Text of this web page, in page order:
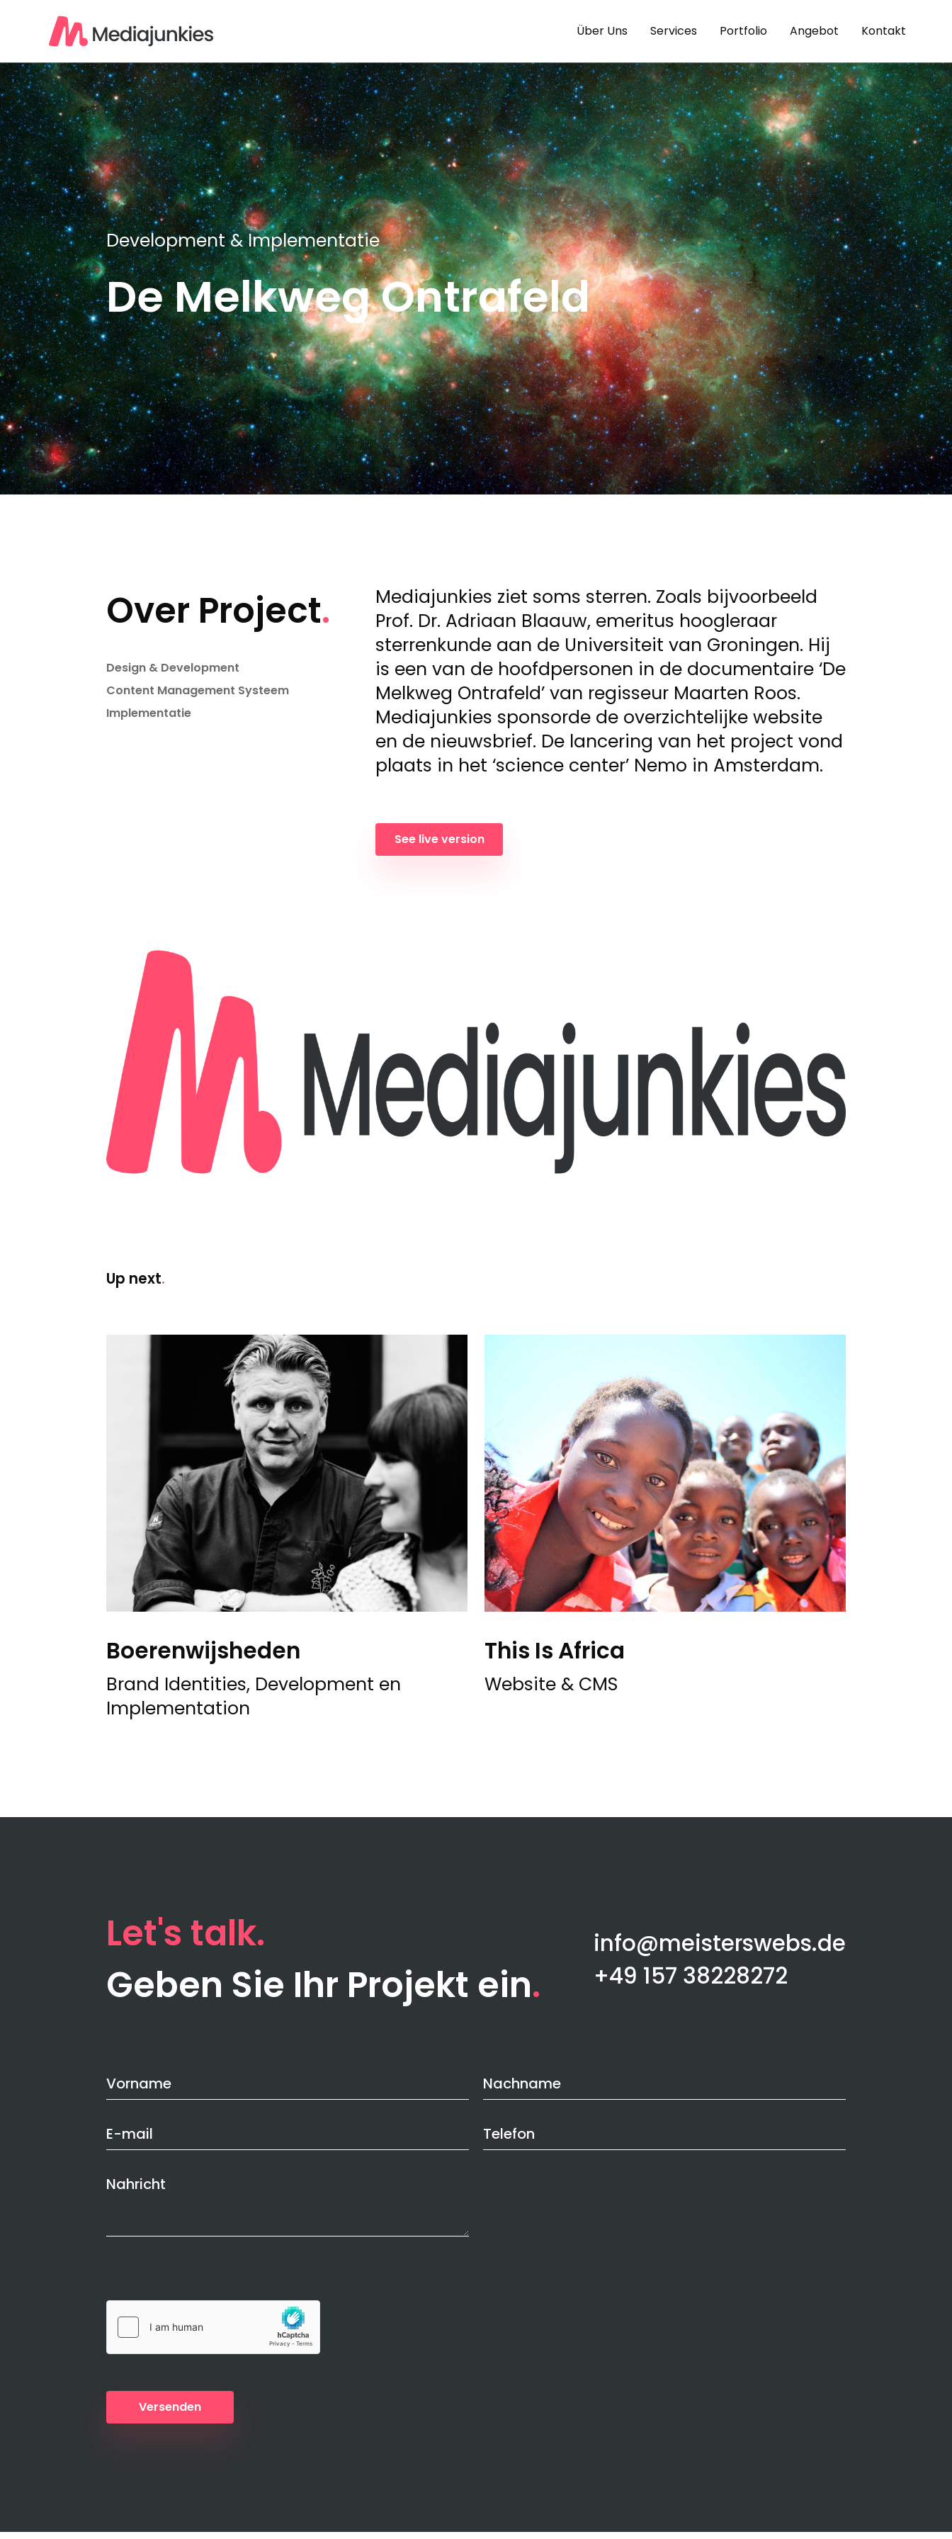
Über Uns Services Portfolio Angebot Kontakt
Development & Implementatie
De Melkweg Ontrafeld
Over Project
Design & Development
Content Management Systeem
Implementatie
Mediajunkies ziet soms sterren. Zoals bijvoorbeeld
Prof. Dr. Adriaan Blaauw, emeritus hoogleraar
sterrenkunde aan de Universiteit van Groningen. Hij
is een van de hoofdpersonen in de documentaire ‘De
Melkweg Ontrafeld’ van regisseur Maarten Roos.
Mediajunkies sponsorde de overzichtelijke website
en de nieuwsbrief. De lancering van het project vond
plaats in het ‘science center’ Nemo in Amsterdam.
See live version
Up next
Boerenwijsheden
Brand Identities, Development en
Implementation
This Is Africa
Website & CMS
Let's talk
Geben Sie Ihr Projekt ein
info@meisterswebs.de
‭+49 157 38228272‬
Us
Vorname Nachname
E-mail Telefon
Nahricht
Versenden